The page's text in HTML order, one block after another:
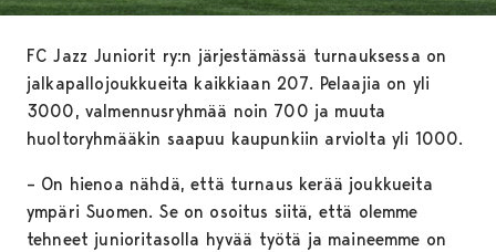
FC Jazz Juniorit ry:n järjestämässä turnauksessa on
jalkapallojoukkueita kaikkiaan 207. Pelaajia on yli
3000, valmennusryhmää noin 700 ja muuta
huoltoryhmääkin saapuu kaupunkiin arviolta yli 1000.
– On hienoa nähdä, että turnaus kerää joukkueita
ympäri Suomen. Se on osoitus siitä, että olemme
tehneet junioritasolla hyvää työtä ja maineemme on